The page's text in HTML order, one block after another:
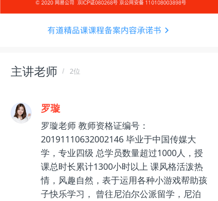
主讲老师 2位
罗璇
罗璇老师 教师资格证编号：
20191110632002146 毕业于中国传媒大
学，专业四级 总学员数量超过1000人，授
课总时长累计1300小时以上 课风格活泼热
情，风趣自然，表于运用各种小游戏帮助孩
子快乐学习， 曾往尼泊尔公派留学，尼泊